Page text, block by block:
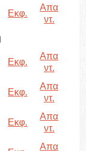
Εκφ.
Απα
ντ.
Εκφ.
Απα
ντ.
Εκφ.
Απα
ντ.
Εκφ.
Απα
ντ.
Απα